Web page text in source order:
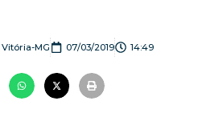
MG 07/03/2019 14:49